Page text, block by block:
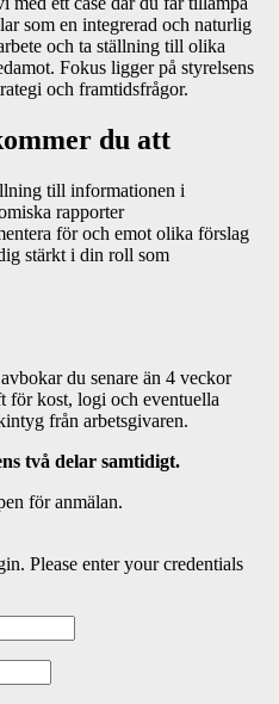
som en integrerad och naturlig
och ta ställning till olika
Fokus ligger på styrelsens
och framtidsfrågor.
du att
till informationen i
rapporter
för och emot olika förslag
stärkt i din roll som
du senare än 4 veckor
för kost, logi och eventuella
från arbetsgivaren.
två delar samtidigt.
för anmälan.
Please enter your credentials